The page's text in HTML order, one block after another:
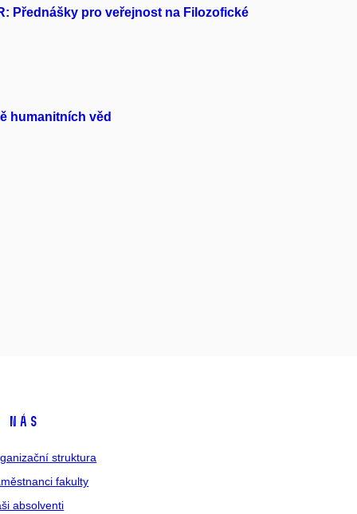
Přednášky pro veřejnost na Filozofické
humanitních věd
nás
struktura
fakulty
absolventi